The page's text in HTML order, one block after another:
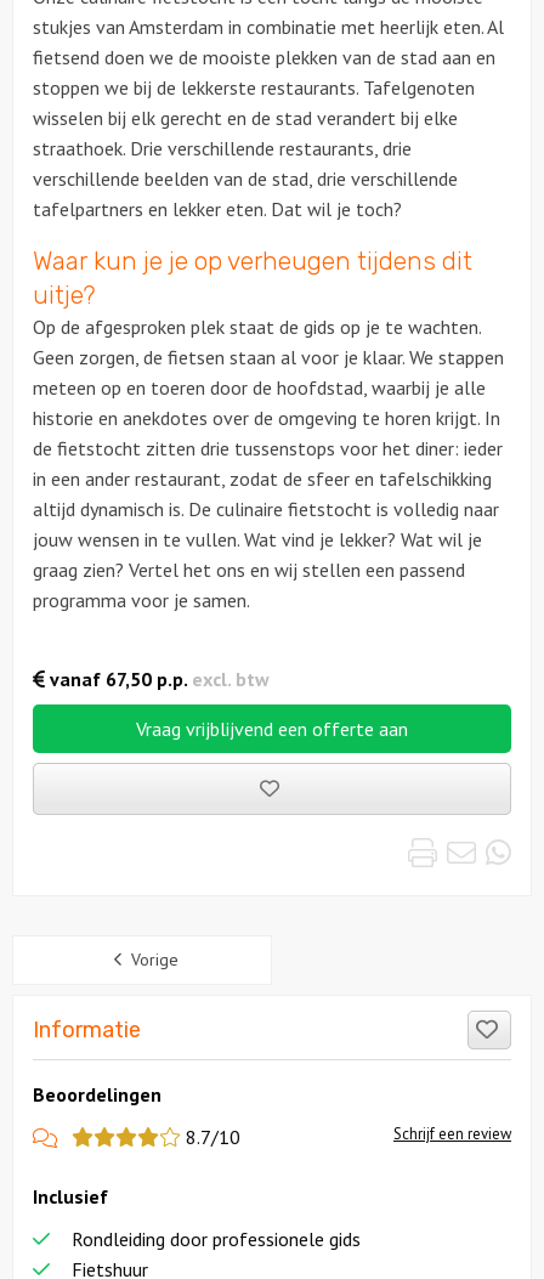
stukjes van Amsterdam in combinatie met heerlijk eten. Al
fietsend doen we de mooiste plekken van de stad aan en
stoppen we bij de lekkerste restaurants. Tafelgenoten
wisselen bij elk gerecht en de stad verandert bij elke
straathoek. Drie verschillende restaurants, drie
verschillende beelden van de stad, drie verschillende
tafelpartners en lekker eten. Dat wil je toch?
Waar kun je je op verheugen tijdens dit
uitje?
Op de afgesproken plek staat de gids op je te wachten.
Geen zorgen, de fietsen staan al voor je klaar. We stappen
meteen op en toeren door de hoofdstad, waarbij je alle
historie en anekdotes over de omgeving te horen krijgt. In
de fietstocht zitten drie tussenstops voor het diner: ieder
in een ander restaurant, zodat de sfeer en tafelschikking
altijd dynamisch is. De culinaire fietstocht is volledig naar
jouw wensen in te vullen. Wat vind je lekker? Wat wil je
graag zien? Vertel het ons en wij stellen een passend
programma voor je samen.
Vraag vrijblijvend een offerte aan
uitjes
vanaf 67,50 p.p. excl. btw
Print
Vorige
Informatie
Beoordelingen
View
reviews
8.7/10 Schrijf een review
Inclusief
Rondleiding door professionele gids
Fietshuur